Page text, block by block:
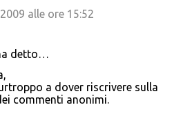
alle ore 15:52
detto…
a dover riscrivere sulla
commenti anonimi.